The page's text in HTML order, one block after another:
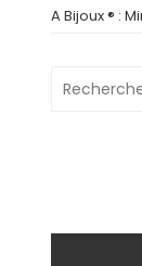
A Bijoux ® :